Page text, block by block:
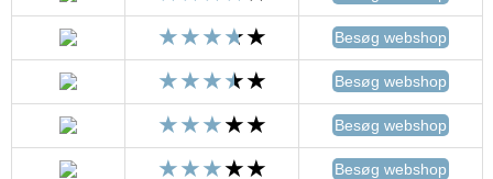
Besøg webshop
Besøg webshop
Besøg webshop
Besøg webshop